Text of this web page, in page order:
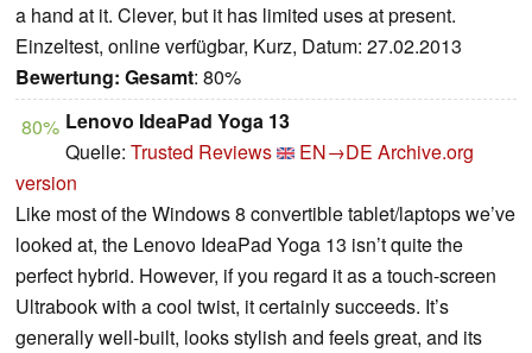
a hand at it. Clever, but it has limited uses at present.
Einzeltest, online verfügbar, Kurz, Datum: 27.02.2013
Bewertung: Gesamt: 80%
80% Lenovo IdeaPad Yoga 13
Quelle: Trusted Reviews EN→DE Archive.org
version
Like most of the Windows 8 convertible tablet/laptops we’ve
looked at, the Lenovo IdeaPad Yoga 13 isn’t quite the
perfect hybrid. However, if you regard it as a touch-screen
Ultrabook with a cool twist, it certainly succeeds. It’s
generally well-built, looks stylish and feels great, and its